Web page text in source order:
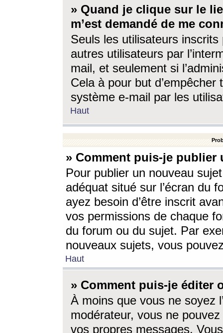
» Quand je clique sur le
m’est demandé de me
Seuls les utilisateurs
autres utilisateurs par
mail, et seulement si
Cela à pour but
système e-mail par les
Haut
» Comment puis-je
Pour publier un nouveau
adéquat situé sur l’écran du
ayez besoin d’être inscrit
vos permissions de chaque
du forum ou du sujet. Par
nouveaux sujets, vous
Haut
» Comment puis-je éditer
À moins que vous ne soyez
modérateur, vous ne
vos propres messages.